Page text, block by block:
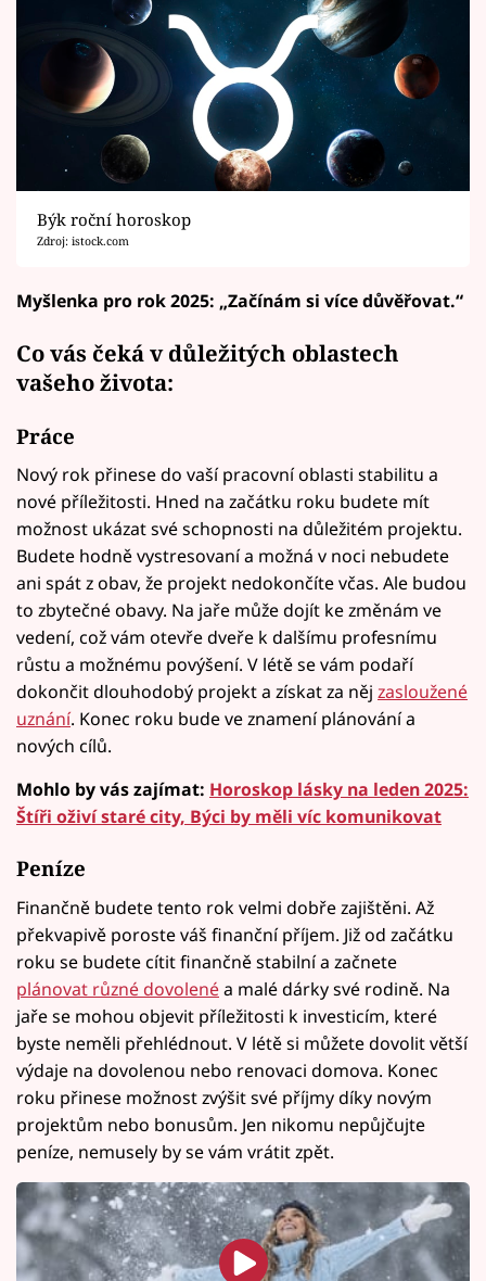
Býk roční horoskop
Zdroj: istock.com
Myšlenka pro rok 2025: „Začínám si více důvěřovat.“
Co vás čeká v důležitých oblastech
vašeho života:
Práce
Nový rok přinese do vaší pracovní oblasti stabilitu a
nové příležitosti. Hned na začátku roku budete mít
možnost ukázat své schopnosti na důležitém projektu.
Budete hodně vystresovaní a možná v noci nebudete
ani spát z obav, že projekt nedokončíte včas. Ale budou
to zbytečné obavy. Na jaře může dojít ke změnám ve
vedení, což vám otevře dveře k dalšímu profesnímu
růstu a možnému povýšení. V létě se vám podaří
dokončit dlouhodobý projekt a získat za něj zasloužené
uznání. Konec roku bude ve znamení plánování a
nových cílů.
Mohlo by vás zajímat: Horoskop lásky na leden 2025:
Štíři oživí staré city, Býci by měli víc komunikovat
Peníze
Finančně budete tento rok velmi dobře zajištěni. Až
překvapivě poroste váš finanční příjem. Již od začátku
roku se budete cítit finančně stabilní a začnete
plánovat různé dovolenéa malé dárky své rodině. Na
jaře se mohou objevit příležitosti k investicím, které
byste neměli přehlédnout. V létě si můžete dovolit větší
výdaje na dovolenou nebo renovaci domova. Konec
roku přinese možnost zvýšit své příjmy díky novým
projektům nebo bonusům. Jen nikomu nepůjčujte
peníze, nemusely by se vám vrátit zpět.